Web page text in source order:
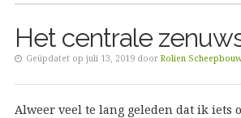
Het centrale
Geüpdatet op juli 13, 2019 door Rolien
Alweer veel te lang geleden dat ik iets